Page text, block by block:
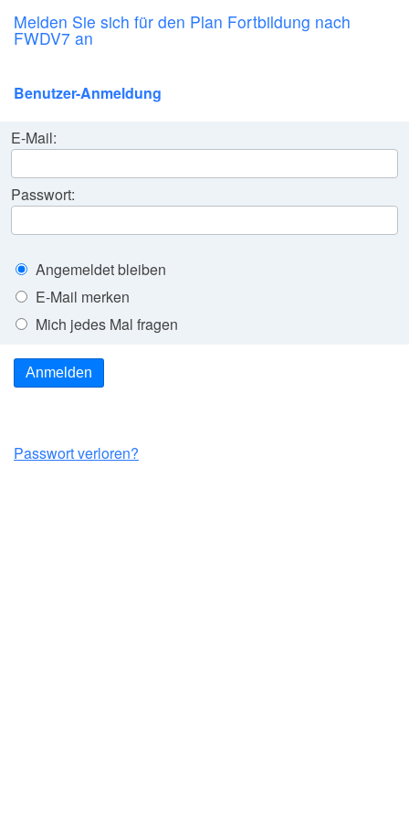
Melden Sie sich für den Plan Fortbildung nach
FWDV7 an
Benutzer-Anmeldung
E-Mail:
Passwort:
Angemeldet bleiben
E-Mail merken
Mich jedes Mal fragen
Anmelden
Passwort verloren?